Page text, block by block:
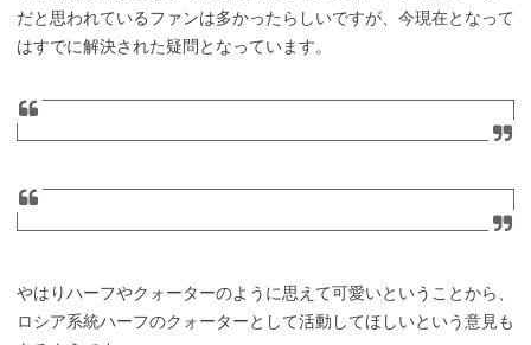
だと思われているファンは多かったらしいですが、今現在となって
はすでに解決された疑問となっています。
やはりハーフやクォーターのように思えて可愛いということから、
ロシア系統ハーフのクォーターとして活動してほしいという意見も